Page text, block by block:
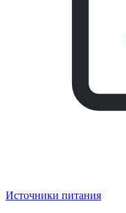
Источники питания